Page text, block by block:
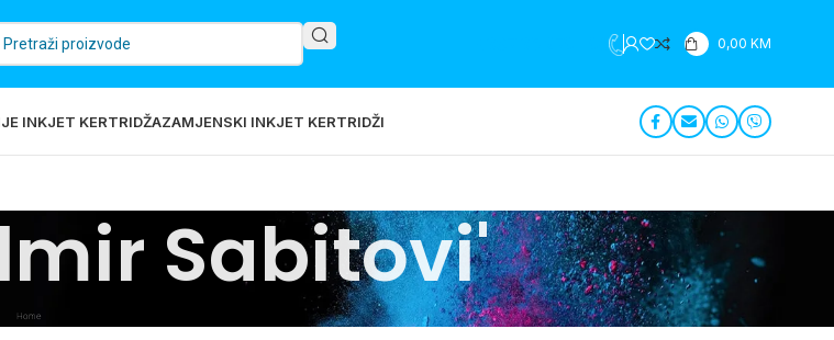
0,00 KM
INKJET KERTRIDŽAZAMJENSKI INKJET KERTRIDŽI
Sabitovi'
Home